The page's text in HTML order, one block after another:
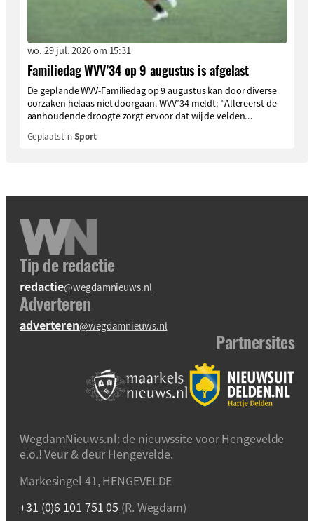
wo. 29 jul. 2026 om 15:31
Familiedag WVV’34 op 9 augustus is afgelast
De geplande WVV-Familiedag op 9 augustus kan door diverse
oorzaken helaas niet doorgaan. WVV’34 meldt: ”Allereerst de
aanhoudende droogte zorgt ervoor dat wij de velden...
Geplaatst inSport
Tip de redactie
redactie@wegdamnieuws.nl
Adverteren
adverteren@wegdamnieuws.nl
Partnersites
WegdamNieuws.nl: de nieuwssite voor Hengevelde
e.o.! Veur & deur Hengevelde.
Markesingel 41, HENGEVELDE
+31 (0)6 101 751 05 (R. Wegdam)